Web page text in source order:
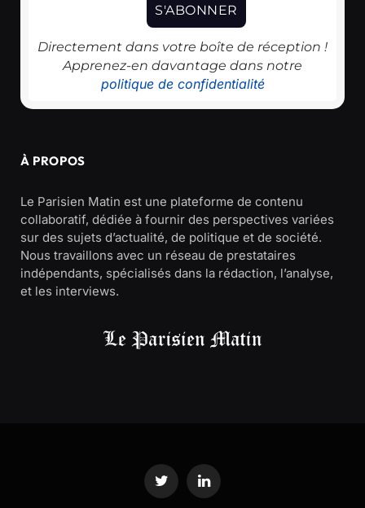
Directement dans votre boîte de réception !
Apprenez-en davantage dans notre
politique de confidentialité
À PROPOS
Le Parisien Matin est une plateforme de contenu
collaboratif, dédiée à fournir des perspectives variées
sur des sujets d’actualité, de politique et de société.
Nous travaillons avec un réseau de prestataires
indépendants, spécialisés dans la rédaction, l’analyse,
et les interviews.
Twitter LinkedIn